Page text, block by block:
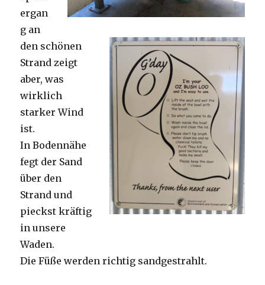
ergan
g an
den schönen
Strand zeigt
aber, was
wirklich
starker Wind
ist.
In Bodennähe
fegt der Sand
über den
Strand und
pieckst kräftig
in unsere
Waden.
Die Füße werden richtig sandgestrahlt.